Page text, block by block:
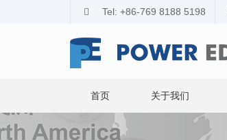
Tel: +86-769 8188 5198
首页 关于我们